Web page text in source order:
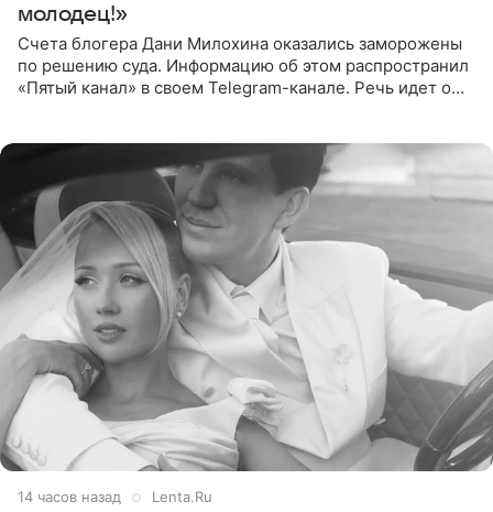
молодец!»
Счета блогера Дани Милохина оказались заморожены
по решению суда. Информацию об этом распространил
«Пятый канал» в своем Telegram-канале. Речь идет о
14 часов назад Lenta.Ru